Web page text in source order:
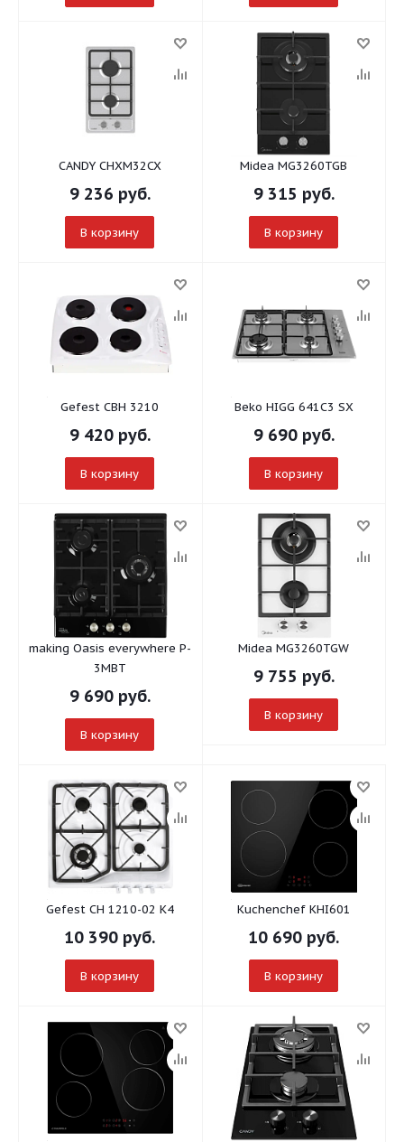
CANDY CHXM32CX
9 236 руб.
В корзину
Midea MG3260TGB
9 315 руб.
В корзину
Gefest СВН 3210
9 420руб.
В корзину
Beko HIGG 641C3 SX
9 690руб.
В корзину
making Oasis everywhere P-
3MBT
9 690руб.
В корзину
Midea MG3260TGW
9 755 руб.
В корзину
Gefest СН 1210-02 К4
10 390 руб.
В корзину
Kuchenchef KHI601
10 690 руб.
В корзину